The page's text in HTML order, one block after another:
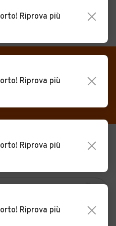
vendita
NUOVO
Riprova più
Riprova più
Riprova più
Riprova più